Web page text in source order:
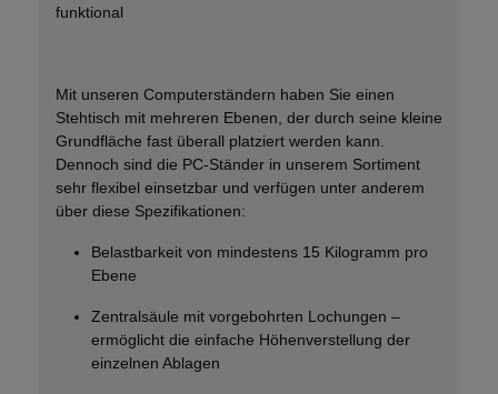
funktional
Mit unseren Computerständern haben Sie einen
Stehtisch mit mehreren Ebenen , der durch seine kleine
Grundfläche fast überall platziert werden kann
Dennoch sind die PC-Ständer in unserem Sortiment
sehr flexibel einsetzbar und verfügen unter anderem
über diese Spezifikationen:
Belastbarkeit von mindestens 15 Kilogramm pro
Ebene
Zentralsäule mit vorgebohrten Lochungen –
ermöglicht die einfache Höhenverstellung der
einzelnen Ablagen